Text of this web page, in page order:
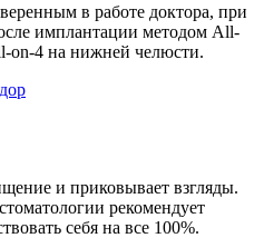
в работе доктора, при
имплантации методом All-
on-4 на нижней челюсти.
и приковывает взгляды.
рекомендует
себя на все 100%.